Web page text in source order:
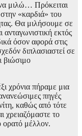
μιλώ… Πρόκειται
«καρδιά» του
Θα μιλήσουμε σε
ανταγωνιστική εκτός
όσον αφορά στις
διπλασιαστεί σε
βιώσιμο
χρόνια πήραμε μια
πηγές
καθώς από τότε
χρειαζόμαστε το
ορατό μέλλον.